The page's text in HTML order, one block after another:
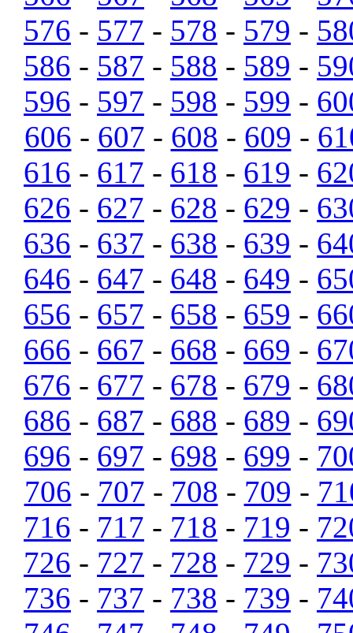
576 - 577 - 578 - 579 -
586 - 587 - 588 - 589 -
596 - 597 - 598 - 599 -
606 - 607 - 608 - 609 -
616 - 617 - 618 - 619 -
626 - 627 - 628 - 629 -
636 - 637 - 638 - 639 -
646 - 647 - 648 - 649 -
656 - 657 - 658 - 659 -
666 - 667 - 668 - 669 -
676 - 677 - 678 - 679 -
686 - 687 - 688 - 689 -
696 - 697 - 698 - 699 -
706 - 707 - 708 - 709 -
716 - 717 - 718 - 719 -
726 - 727 - 728 - 729 -
736 - 737 - 738 - 739 -